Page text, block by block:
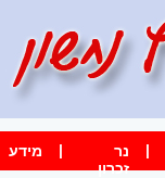
|
נר
זכרון
| מידע